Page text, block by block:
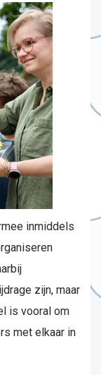
inmiddels
zijn, maar
is vooral om
met elkaar in